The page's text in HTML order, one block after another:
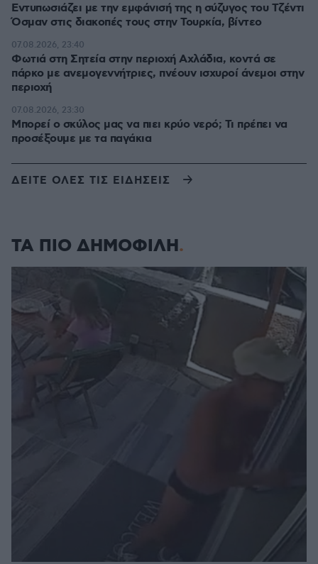
Εντυπωσιάζει με την εμφάνισή της η σύζυγος του Τζέντι
Όσμαν στις διακοπές τους στην Τουρκία, βίντεο
Φωτιά στη Σητεία στην περιοχή Αχλάδια, κοντά σε
πάρκο με ανεμογεννήτριες, πνέουν ισχυροί άνεμοι στην
περιοχή
07.08.2026, 23:40
Μπορεί ο σκύλος μας να πιει κρύο νερό; Τι πρέπει να
προσέξουμε με τα παγάκια
07.08.2026, 23:30
ΔΕΙΤΕ ΟΛΕΣ ΤΙΣ ΕΙΔΗΣΕΙΣ
ΤΑ ΠΙΟ ΔΗΜΟΦΙΛΗ